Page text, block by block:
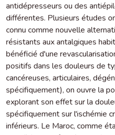
antidépresseurs ou des
différentes. Plusieurs études
connu comme nouvelle
résistants aux antalgiques
bénéficié d'une
positifs dans les douleurs de
cancéreuses, articulaires,
spécifiquement), on ouvre la
explorant son effet sur la
spécifiquement sur l'ischémie
inférieurs. Le Maroc, comme